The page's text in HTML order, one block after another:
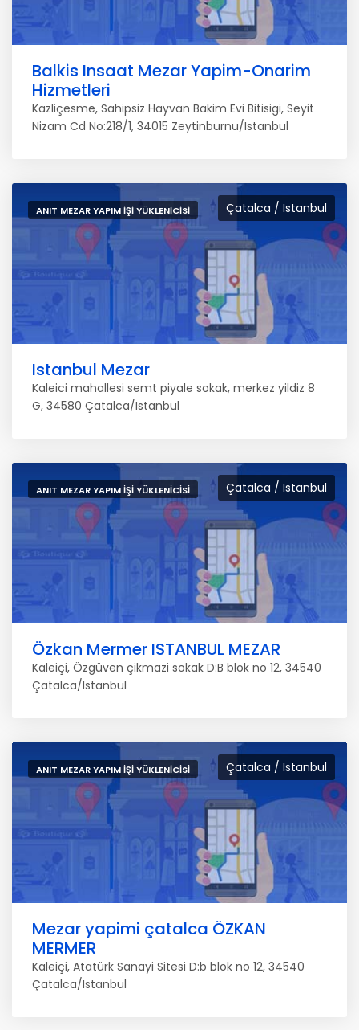
Balkis Insaat Mezar Yapim-Onarim
Hizmetleri
Kazliçesme, Sahipsiz Hayvan Bakim Evi Bitisigi, Seyit
Nizam Cd No:218/1, 34015 Zeytinburnu/Istanbul
Çatalca / Istanbul
ANIT MEZAR YAPIM İŞI YÜKLENICISI
Istanbul Mezar
Kaleici mahallesi semt piyale sokak, merkez yildiz 8
G, 34580 Çatalca/Istanbul
Çatalca / Istanbul
ANIT MEZAR YAPIM İŞI YÜKLENICISI
Özkan Mermer ISTANBUL MEZAR
Kaleiçi, Özgüven çikmazi sokak D:B blok no 12, 34540
Çatalca/Istanbul
Çatalca / Istanbul
ANIT MEZAR YAPIM İŞI YÜKLENICISI
Mezar yapimi çatalca ÖZKAN
MERMER
Kaleiçi, Atatürk Sanayi Sitesi D:b blok no 12, 34540
Çatalca/Istanbul